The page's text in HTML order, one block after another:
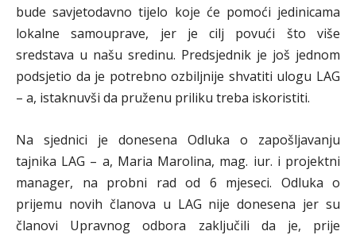
bude savjetodavno tijelo koje će pomoći jedinicama
lokalne samouprave, jer je cilj povući što više
sredstava u našu sredinu. Predsjednik je još jednom
podsjetio da je potrebno ozbiljnije shvatiti ulogu LAG
– a, istaknuvši da pruženu priliku treba iskoristiti.
Na sjednici je donesena Odluka o zapošljavanju
tajnika LAG – a, Maria Marolina, mag. iur. i projektni
manager, na probni rad od 6 mjeseci. Odluka o
prijemu novih članova u LAG nije donesena jer su
članovi Upravnog odbora zaključili da je, prije